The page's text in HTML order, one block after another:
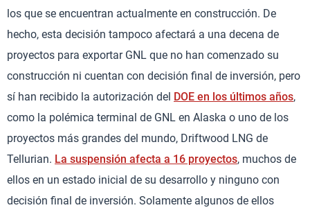
los que se encuentran actualmente en construcción. De
hecho, esta decisión tampoco afectará a una decena de
proyectos para exportar GNL que no han comenzado su
construcción ni cuentan con decisión final de inversión, pero
sí han recibido la autorización del DOE en los últimos años,
como la polémica terminal de GNL en Alaska o uno de los
proyectos más grandes del mundo, Driftwood LNG de
Tellurian. La suspensión afecta a 16 proyectos, muchos de
ellos en un estado inicial de su desarrollo y ninguno con
decisión final de inversión. Solamente algunos de ellos